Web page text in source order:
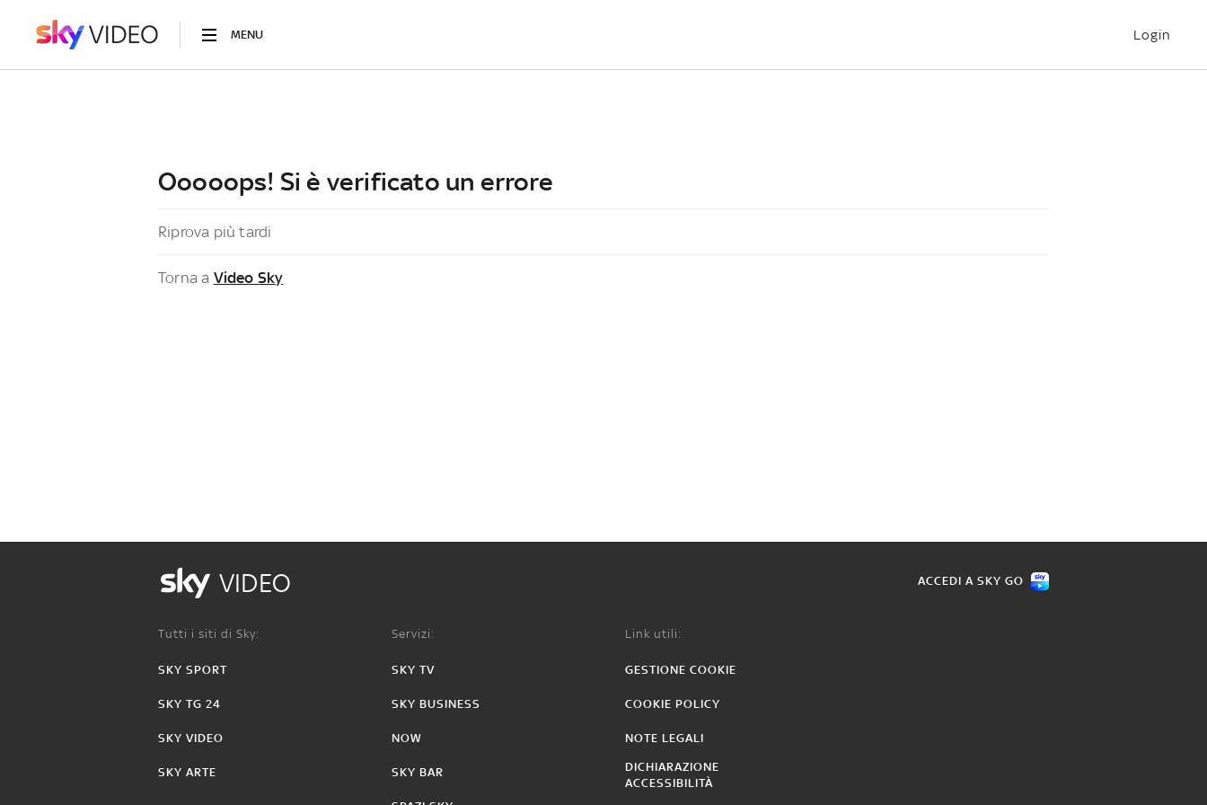
MENU Login
Ooooops! Si è verificato un errore
Riprova più tardi
Torna a Video Sky
VIDEO ACCEDI A SKY GO
Tutti i siti di Sky:
SKY SPORT
SKY TG 24
SKY VIDEO
SKY ARTE
Servizi:
SKY TV
SKY BUSINESS
NOW
SKY BAR
Link utili:
GESTIONE COOKIE
COOKIE POLICY
NOTE LEGALI
DICHIARAZIONE
ACCESSIBILITÀ